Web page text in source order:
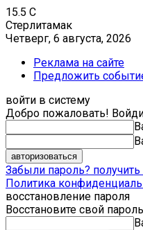
15.5 C
Стерлитамак
Четверг, 6 августа, 2026
Реклама на сайте
Предложить
войти в систему
Добро пожаловать!
Забыли пароль?
Политика
восстановление пароля
Восстановите свой пароль